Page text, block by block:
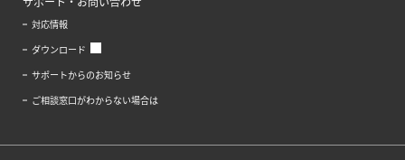
対応情報
ダウンロード
サポートからのお知らせ
ご相談窓口がわからない場合は